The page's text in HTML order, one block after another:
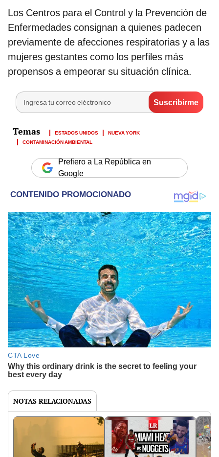
Los Centros para el Control y la Prevención de
Enfermedades consignan a quienes padecen
previamente de afecciones respiratorias y a las
mujeres gestantes como los perfiles más
propensos a empeorar su situación clínica.
ESTADOS UNIDOS
NUEVA YORK
CONTAMINACIÓN AMBIENTAL
Prefiero a La República en
Google
NOTAS RELACIONADAS